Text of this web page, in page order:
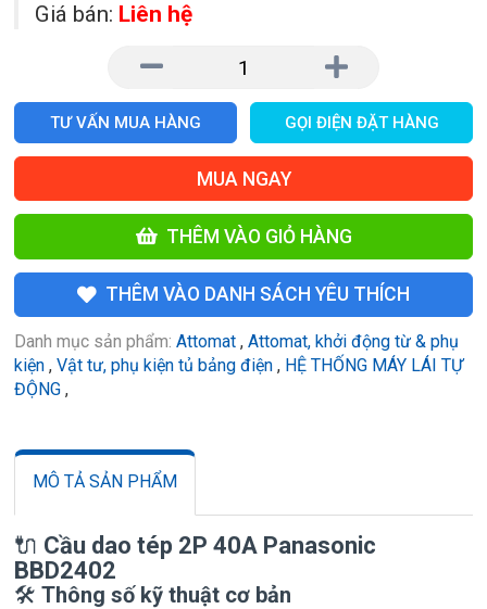
Giá bán: Liên hệ
TƯ VẤN MUA HÀNG GỌI ĐIỆN ĐẶT HÀNG
MUA NGAY
THÊM VÀO GIỎ HÀNG
THÊM VÀO DANH SÁCH YÊU THÍCH
Danh mục sản phẩm: Attomat , Attomat, khởi động từ & phụ
kiện , Vật tư, phụ kiện tủ bảng điện , HỆ THỐNG MÁY LÁI TỰ
ĐỘNG ,
MÔ TẢ SẢN PHẨM
🔌 Cầu dao tép 2P 40A Panasonic
BBD2402
🛠️ Thông số kỹ thuật cơ bản